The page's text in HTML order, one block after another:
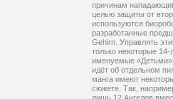
причинам
целью защиты от
используются
разработанные
Gehirn. Управлять
только некоторые 14-
именуемые «Детьми»
идёт об отдельном
манга имеют
сюжете. Так,